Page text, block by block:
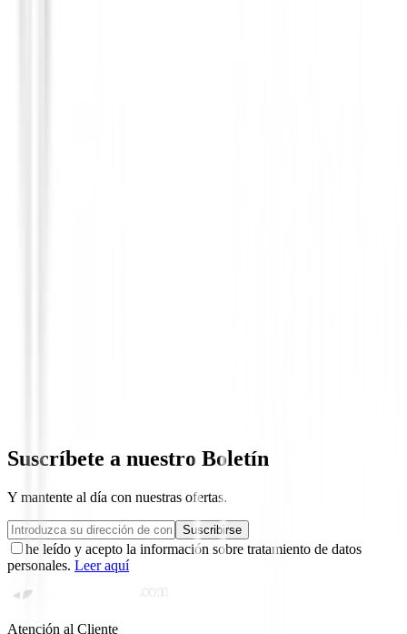
Suscríbete a nuestro Boletín
Y mantente al día con nuestras ofertas.
Suscribirse
he leído y acepto la información sobre tratamiento de datos
personales. Leer aquí
Atención al Cliente